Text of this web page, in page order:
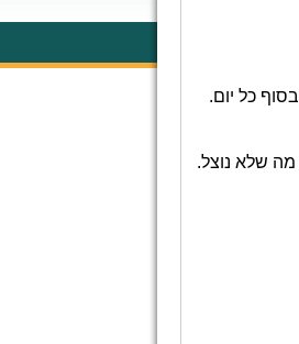
בסוף כל יום.
מה שלא נוצל.